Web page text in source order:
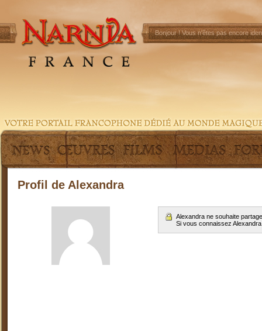
Bonjour !Vous n'êtes pas encore
Profil de Alexandra
Alexandra ne souhaite
Si vous connaissez